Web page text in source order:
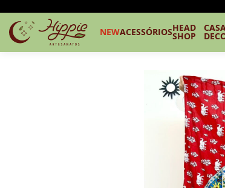
NEWACESSÓRIOSHEAD
SHOP